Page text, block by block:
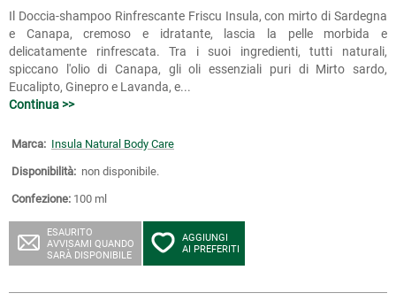
Il Doccia-shampoo Rinfrescante Friscu Insula, con mirto di Sardegna
e Canapa, cremoso e idratante, lascia la pelle morbida e
delicatamente rinfrescata. Tra i suoi ingredienti, tutti naturali,
spiccano l'olio di Canapa, gli oli essenziali puri di Mirto sardo,
Eucalipto, Ginepro e Lavanda, e...
Continua >>
Marca: Insula Natural Body Care
Disponibilità: non disponibile.
Confezione: 100 ml
ESAURITO
AVVISAMI QUANDO
SARÀ DISPONIBILE
AGGIUNGI
AI PREFERITI